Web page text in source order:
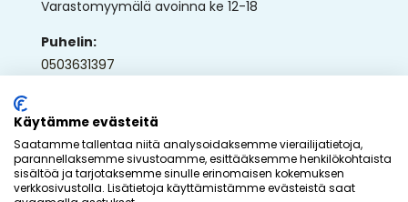
Varastomyymälä avoinna ke 12-18
Puhelin:
0503631397
ap@ullaka.fi
Käytämme evästeitä
Saatamme tallentaa niitä analysoidaksemme vierailijatietoja,
parannellaksemme sivustoamme, esittääksemme henkilökohtaista
sisältöä ja tarjotaksemme sinulle erinomaisen kokemuksen
verkkosivustolla. Lisätietoja käyttämistämme evästeistä saat